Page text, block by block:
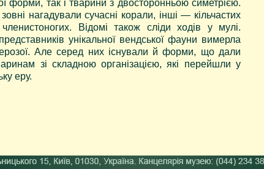
форми, так і тварини з двосторонньою симетрією.
нагадували сучасні корали, інші — кільчастих
Відомі також сліди ходів у мулі.
унікальної вендської фауни вимерла
Але серед них існували й форми, що дали
зі складною організацією, які перейшли у
еру.